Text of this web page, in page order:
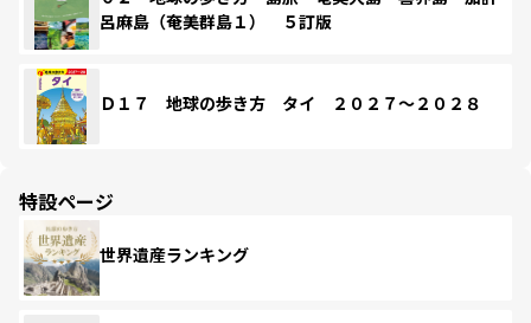
呂麻島（奄美群島１） ５訂版
Ｄ１７ 地球の歩き方 タイ ２０２７～２０２８
特設ページ
世界遺産ランキング